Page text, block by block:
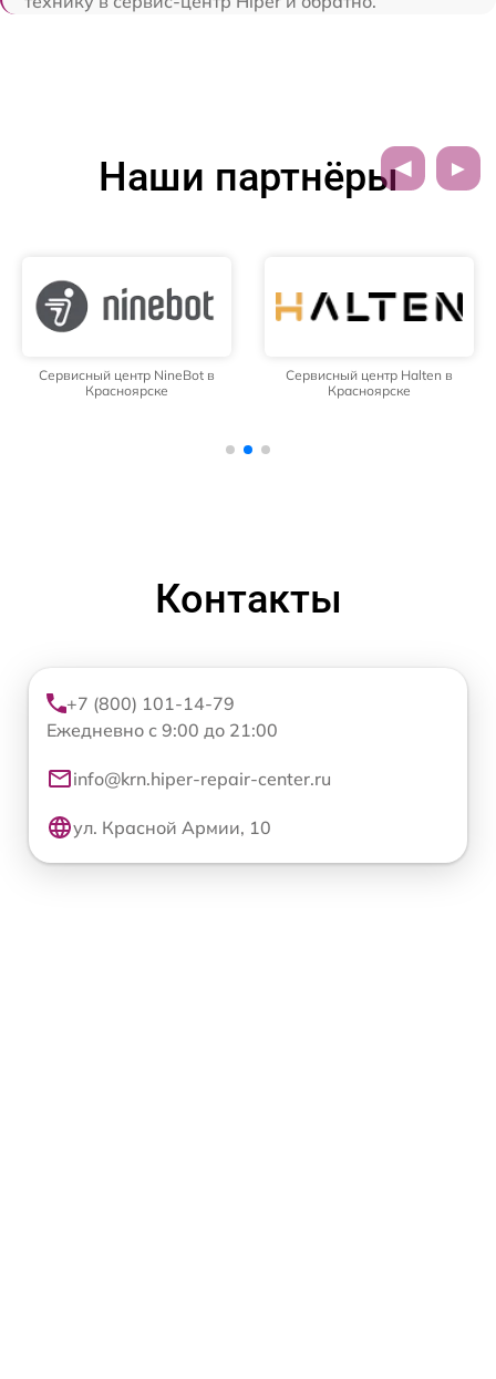
Наши партнёры
Сервисный центр NineBot в
Красноярске
Сервисный центр Halten в
Красноярске
Контакты
+7 (800) 101-14-79
Ежедневно с 9:00 до 21:00
info@krn.hiper-repair-center.ru
ул. Красной Армии, 10